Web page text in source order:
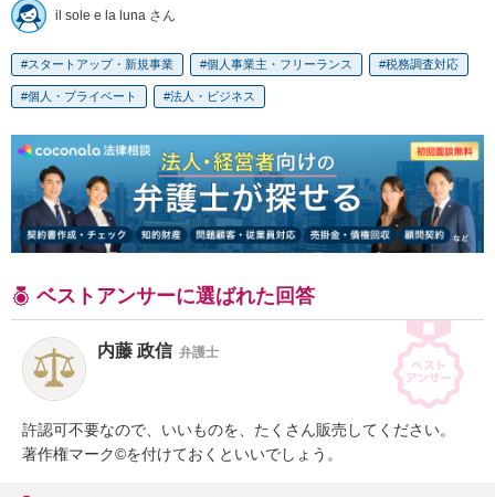
il sole e la luna さん
スタートアップ・新規事業 個人事業主・フリーランス 税務調査対応
個人・プライベート 法人・ビジネス
ベストアンサーに選ばれた回答
内藤 政信 弁護士
許認可不要なので、いいものを、たくさん販売してください。
著作権マーク©を付けておくといいでしょう。